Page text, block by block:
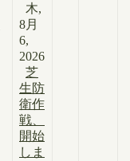
木,
8月
6,
2026
芝
生防
衛作
戦、
開始
しま